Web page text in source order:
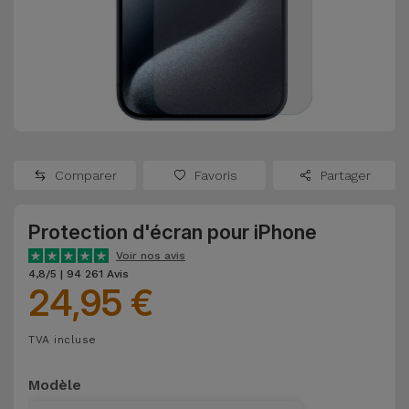
OnePlus
Google
Reconditionnés
Reconditionnés
Consoles de
Jeux
Reconditionnées
Voir
tout
Batteries
Chargeurs
Ecouteurs
et
Enceintes
Montres
Comparer Favoris Partager
Protection d'écran pour iPhone
Voir nos avis
4,8/5 | 94 261 Avis
24,95 €
TVA incluse
Modèle